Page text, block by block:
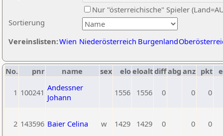
Sortierung
Nur "österreichische" Spieler
Vereinslisten:Wien Niederösterreich Burgenland
No. pnr name sex eloeloaltdiffabg anz pkt
1 100241 Andessner
Johann
1556 1556 0 0 0
2 143596 Baier Celina w 1429 1429 0 0 0